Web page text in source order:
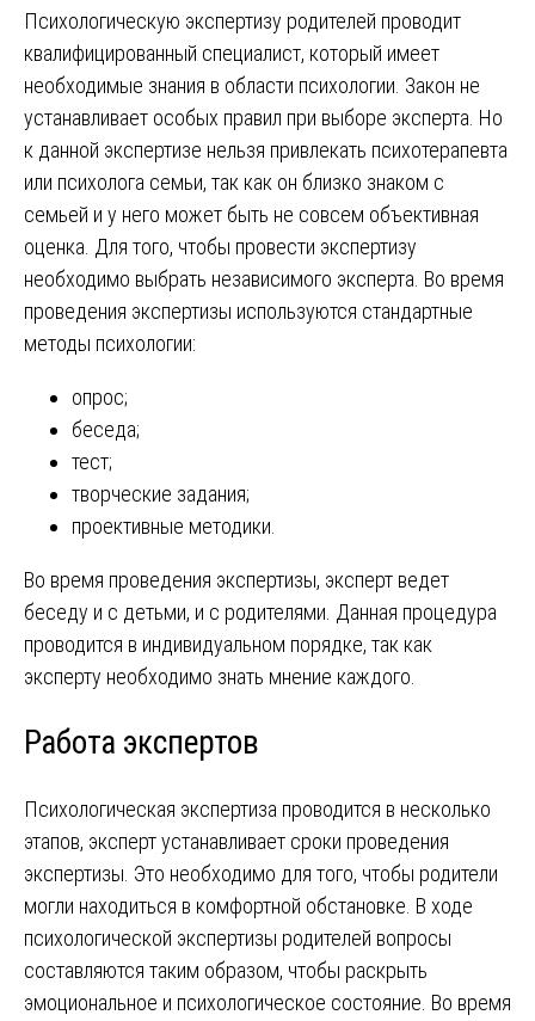
Психологическую экспертизу родителей проводит
квалифицированный специалист, который имеет
необходимые знания в области психологии. Закон не
устанавливает особых правил при выборе эксперта. Но
к данной экспертизе нельзя привлекать психотерапевта
или психолога семьи, так как он близко знаком с
семьей и у него может быть не совсем объективная
оценка. Для того, чтобы провести экспертизу
необходимо выбрать независимого эксперта. Во время
проведения экспертизы используются стандартные
методы психологии:
опрос;
беседа;
тест;
творческие задания;
проективные методики.
Во время проведения экспертизы, эксперт ведет
беседу и с детьми, и с родителями. Данная процедура
проводится в индивидуальном порядке, так как
эксперту необходимо знать мнение каждого.
Работа экспертов
Психологическая экспертиза проводится в несколько
этапов, эксперт устанавливает сроки проведения
экспертизы. Это необходимо для того, чтобы родители
могли находиться в комфортной обстановке. В ходе
психологической экспертизы родителей вопросы
составляются таким образом, чтобы раскрыть
эмоциональное и психологическое состояние. Во время